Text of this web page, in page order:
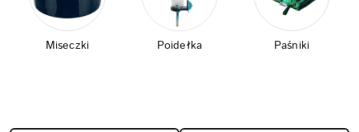
Miseczki Poidełka Paśniki